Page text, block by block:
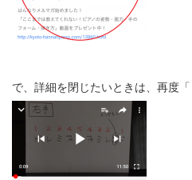
で、詳細を閉じたいときは、再度